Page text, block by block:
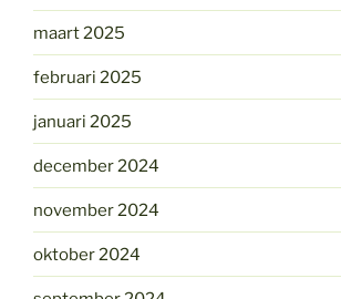
maart 2025
februari 2025
januari 2025
december 2024
november 2024
oktober 2024